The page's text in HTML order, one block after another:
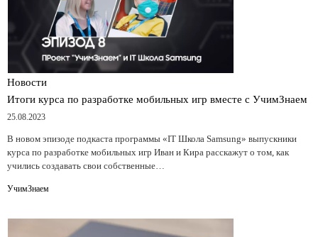
Новости
Итоги курса по разработке мобильных игр вместе с УчимЗнаем
25.08.2023
В новом эпизоде подкаста программы «IT Школа Samsung» выпускники
курса по разработке мобильных игр Иван и Кира расскажут о том, как
учились создавать свои собственные…
УчимЗнаем